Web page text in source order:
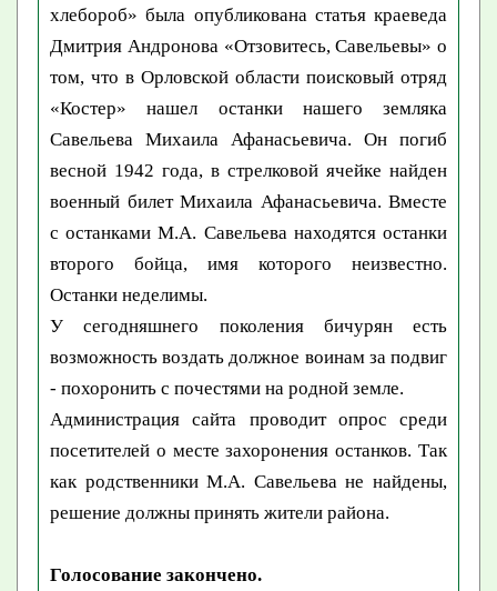
хлебороб» была опубликована статья краеведа
Дмитрия Андронова «Отзовитесь, Савельевы» о
том, что в Орловской области поисковый отряд
«Костер» нашел останки нашего земляка
Савельева Михаила Афанасьевича. Он погиб
весной 1942 года, в стрелковой ячейке найден
военный билет Михаила Афанасьевича. Вместе
с останками М.А. Савельева находятся останки
второго бойца, имя которого неизвестно.
Останки неделимы.
У сегодняшнего поколения бичурян есть
возможность воздать должное воинам за подвиг
- похоронить с почестями на родной земле.
Администрация сайта проводит опрос среди
посетителей о месте захоронения останков. Так
как родственники М.А. Савельева не найдены,
решение должны принять жители района.
Голосование закончено.